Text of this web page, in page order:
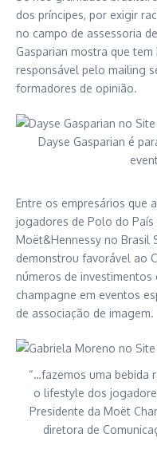
dos príncipes, por exigir
no campo de assessoria
Gasparian mostra que
responsável pelo mailing
formadores de opinião.
Dayse Gasparian é
Entre os empresários que
jogadores de Polo do
Moët&Hennessy no Brasil
demonstrou favorável ao
números de investimentos
champagne em eventos
de associação de imagem.
“…fazemos uma bebida
o lifestyle dos
Presidente da Moët
diretora de